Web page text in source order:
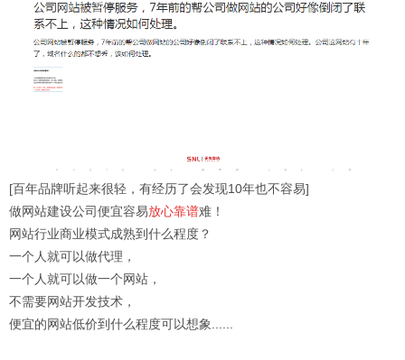
[百年品牌听起来很轻，有经历了会发现10年也不容易]
做网站建设公司便宜容易放心靠谱难！
网站行业商业模式成熟到什么程度？
一个人就可以做代理，
一个人就可以做一个网站，
不需要网站开发技术，
便宜的网站低价到什么程度可以想象......